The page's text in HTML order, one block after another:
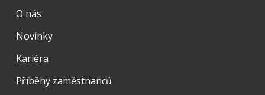
O nás
Novinky
Kariéra
Příběhy zaměstnanců